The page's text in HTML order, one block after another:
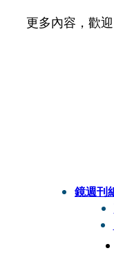
更多內容，歡迎
鏡週刊